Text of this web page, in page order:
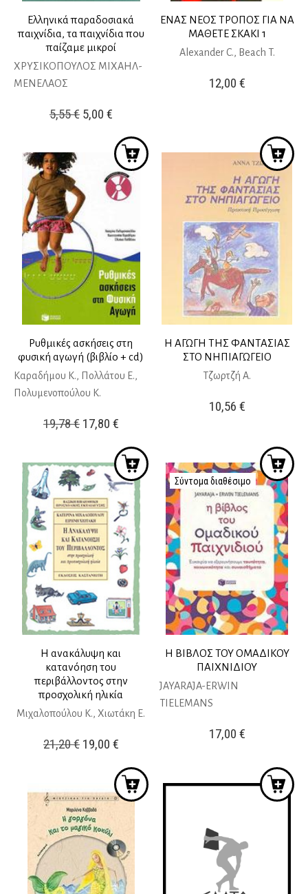
Ελληνικά παραδοσιακά
παιχνίδια, τα παιχνίδια που
παίζαμε μικροί
ΧΡΥΣΙΚΟΠΟΥΛΟΣ ΜΙΧΑΗΛ-
ΜΕΝΕΛΑΟΣ
5,55€ Original
5,55 €.
5,00 €Η
τρέχουσα
τιμή
είναι:
5,00 €.
ΕΝΑΣ ΝΕΟΣ ΤΡΟΠΟΣ ΓΙΑ ΝΑ
ΜΑΘΕΤΕ ΣΚΑΚΙ 1
Alexander C., Beach T.
12,00 €
Ρυθμικές ασκήσεις στη
φυσική αγωγή (βιβλίο + cd)
Καραδήμου Κ., Πολλάτου Ε.,
Πολυμενοπούλου Κ.
19,78€ Original
was:
19,78 €.
17,80 €Η
τιμή
είναι:
17,80 €.
Η ΑΓΩΓΗ ΤΗΣ ΦΑΝΤΑΣΙΑΣ
ΣΤΟ ΝΗΠΙΑΓΩΓΕΙΟ
Τζωρτζή Α.
10,56 €
Η ανακάλυψη και
κατανόηση του
περιβάλλοντος στην
προσχολική ηλικία
Μιχαλοπούλου Κ., Χιωτάκη Ε.
21,20€ Original
21,20 €.
19,00 €Η
τιμή
είναι:
Σύντομα διαθέσιμο
Η ΒΙΒΛΟΣ ΤΟΥ ΟΜΑΔΙΚΟΥ
ΠΑΙΧΝΙΔΙΟΥ
JAYARAJA-ERWIN
TIELEMANS
17,00 €